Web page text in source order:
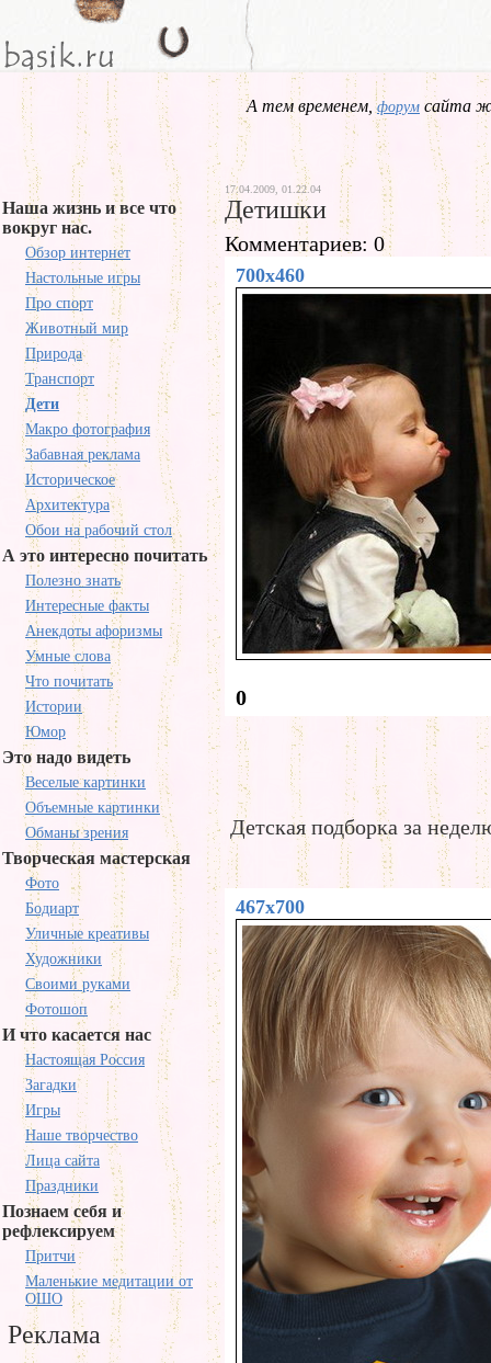
А тем временем,форум сайта
Наша жизнь и все что
вокруг нас.
Обзор интернет
Настольные игры
Про спорт
Животный мир
Природа
Транспорт
Дети
Макро фотография
Забавная реклама
Историческое
Архитектура
Обои на рабочий стол
А это интересно почитать
Полезно знать
Интересные факты
Анекдоты афоризмы
Умные слова
Что почитать
Истории
Юмор
Это надо видеть
Веселые картинки
Объемные картинки
Обманы зрения
Творческая мастерская
Фото
Бодиарт
Уличные креативы
Художники
Своими руками
Фотошоп
И что касается нас
Настоящая Россия
Загадки
Игры
Наше творчество
Лица сайта
Праздники
Познаем себя и
рефлексируем
Притчи
Маленькие медитации от
ОШО
Реклама
17.04.2009, 01.22.04
Детишки
Комментариев: 0
700x460
0
Детская подборка за
467x700